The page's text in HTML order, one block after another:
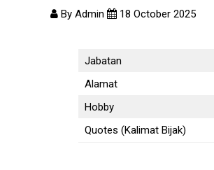
By Admin 18 October 2025
Jabatan
Alamat
Hobby
Quotes (Kalimat Bijak)